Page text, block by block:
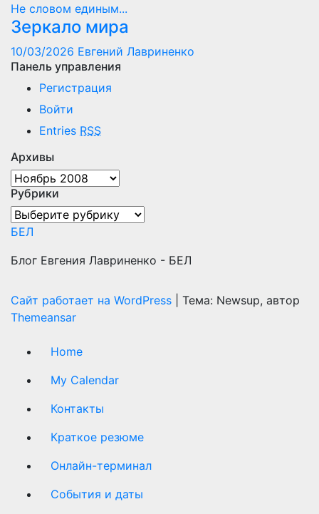
Не словом единым...
Зеркало мира
10/03/2026 Евгений Лавриненко
Панель управления
Регистрация
Войти
Entries RSS
Архивы
Архивы
Рубрики
Рубрики
БЕЛ
Блог Евгения Лавриненко - БЕЛ
Сайт работает на WordPress
Тема: Newsup, автор
Themeansar
Home
My Calendar
Контакты
Краткое резюме
Онлайн-терминал
События и даты